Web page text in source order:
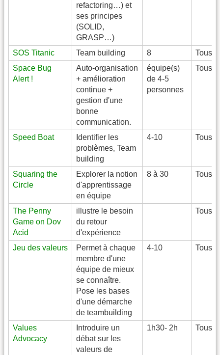
refactoring…) et
ses principes
(SOLID,
GRASP…)
SOS Titanic Team building 8
Tous
Space Bug
Alert !
Auto-organisation
+ amélioration
continue +
gestion d'une
bonne
communication.
équipe(s)
de 4-5
personnes
Tous
Speed Boat
Identifier les
problèmes, Team
building
4-10 Tous
Squaring the
Circle
Explorer la notion
d'apprentissage
en équipe
8 à 30 Tous
The Penny
Game on Dov
Acid
illustre le besoin
du retour
d'expérience
Tous
Jeu des valeurs
Permet à chaque
membre d'une
équipe de mieux
se connaître.
Pose les bases
d'une démarche
de teambuilding
4-10 Tous
Values
Advocacy
Introduire un
débat sur les
valeurs de
1h30- 2h Tous